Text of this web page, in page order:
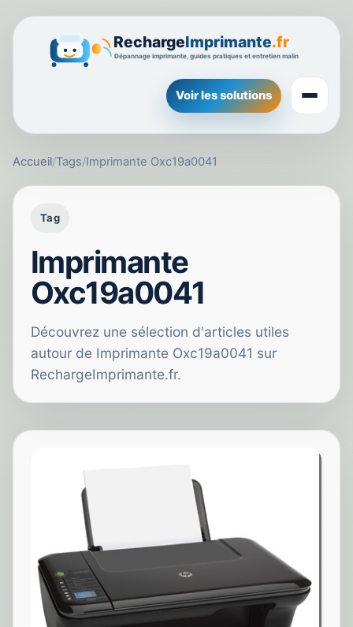
Voir les solutions
Accueil/Tags/ Imprimante Oxc19a0041
Tag
Imprimante
Oxc19a0041
Découvrez une sélection d'articles utiles
autour de Imprimante Oxc19a0041 sur
RechargeImprimante.fr.